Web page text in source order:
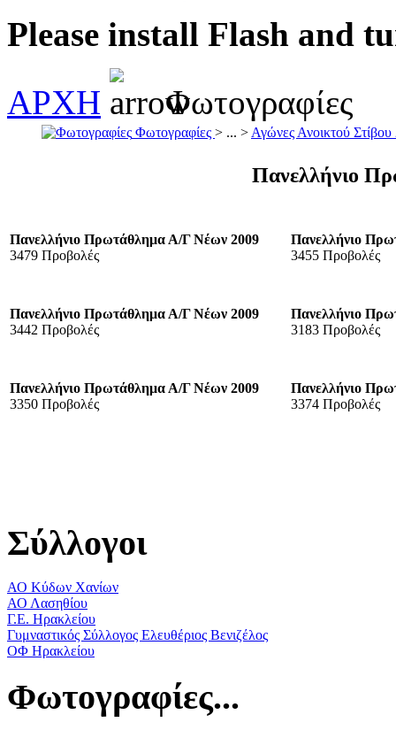
Please install Flash and
ΑΡΧΗ
Φωτογραφίες
Φωτογραφίες > ... > Αγώνες Ανοικτού
Πανελλήνιο
Πανελλήνιο Πρωτάθλημα Α/Γ Νέων 2009
3479 Προβολές
Πανελλήνιο
3455 Προβολές
Πανελλήνιο Πρωτάθλημα Α/Γ Νέων 2009
3442 Προβολές
Πανελλήνιο
3183 Προβολές
Πανελλήνιο Πρωτάθλημα Α/Γ Νέων 2009
3350 Προβολές
Πανελλήνιο
3374 Προβολές
Σύλλογοι
ΑΟ Κύδων Χανίων
ΑΟ Λασηθίου
Γ.Ε. Ηρακλείου
Γυμναστικός Σύλλογος Ελευθέριος Βενιζέλος
ΟΦ Ηρακλείου
Φωτογραφίες...